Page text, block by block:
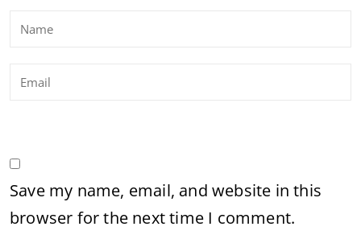
Save my name, email, and website in this
browser for the next time I comment.